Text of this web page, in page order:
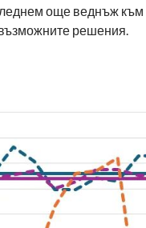
още веднъж към
решения.